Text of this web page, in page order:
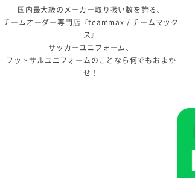
国内最大級のメーカー取り扱い数を誇る、
チームオーダー専門店『teammax / チームマック
ス』
サッカーユニフォーム、
フットサルユニフォームのことなら何でもおまか
せ！